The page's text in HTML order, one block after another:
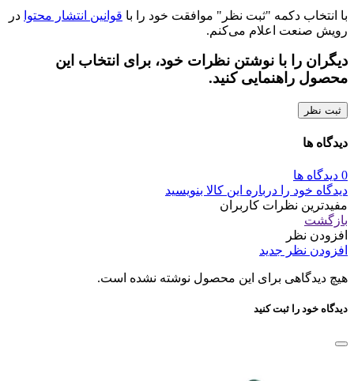
با انتخاب دکمه "ثبت نظر" موافقت خود را با قوانین انتشار محتوا در
رویش صنعت اعلام می‌کنم.
دیگران را با نوشتن نظرات خود، برای انتخاب این
محصول راهنمایی کنید.
ثبت نظر
دیدگاه ها
0 دیدگاه ها
دیدگاه خود را درباره این کالا بنویسید
مفیدترین نظرات کاربران
بازگشت
افزودن نظر
افزودن نظر جدید
هیچ دیدگاهی برای این محصول نوشته نشده است.
دیدگاه خود را ثبت کنید